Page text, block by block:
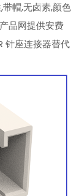
帽,无卤素,颜色
品网提供安费
针座连接器替代